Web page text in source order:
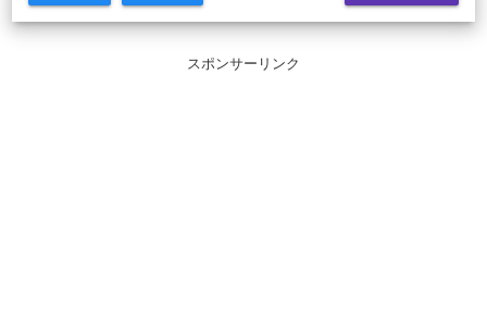
スポンサーリンク